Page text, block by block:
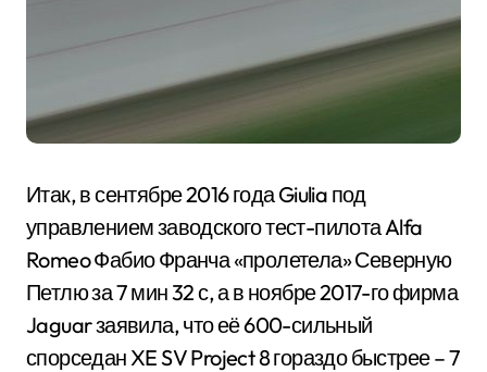
Итак, в сентябре 2016 года Giulia под
управлением заводского тест-пилота Alfa
Romeo Фабио Франча «пролетела» Северную
Петлю за 7 мин 32 с, а в ноябре 2017-го фирма
Jaguar заявила, что её 600-сильный
спорседан XE SV Project 8 гораздо быстрее – 7